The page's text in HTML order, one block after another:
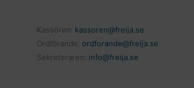
Kassören: kassoren@freija.se
Ordförande: ordforande@freija.se
Sekreteraren: info@freija.se